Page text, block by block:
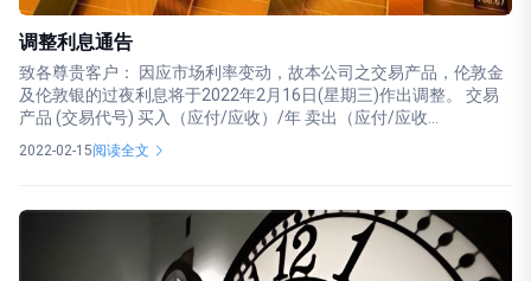
调整利息通告
致各尊贵客户： 因应市场利率变动，故本公司之交易产品，伦敦金
及伦敦银的过夜利息将于2022年2月16日(星期三)作出调整。 交易
产品 (交易代号) 买入（应付/应收）/年 卖出（应付/应收...
2022-02-15阅读全文